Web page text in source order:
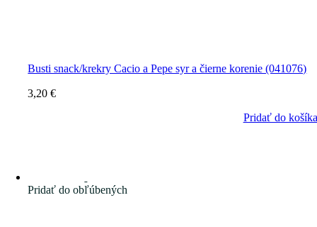
Busti snack/krekry Cacio a Pepe syr a čierne korenie (041076)
3,20€
Pridať do košíka
Pridať do obľúbených